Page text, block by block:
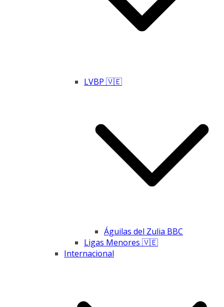
LVBP 🇻🇪
Águilas del Zulia BBC
Ligas Menores 🇻🇪
Internacional